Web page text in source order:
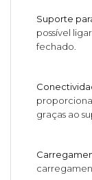
Suporte
possível
fechado.
graças ao